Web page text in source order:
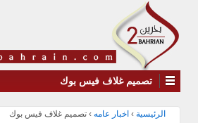
تصميم غلاف فيس بوك
الرئيسية › اخبار عامه › تصميم غلاف فيس بوك